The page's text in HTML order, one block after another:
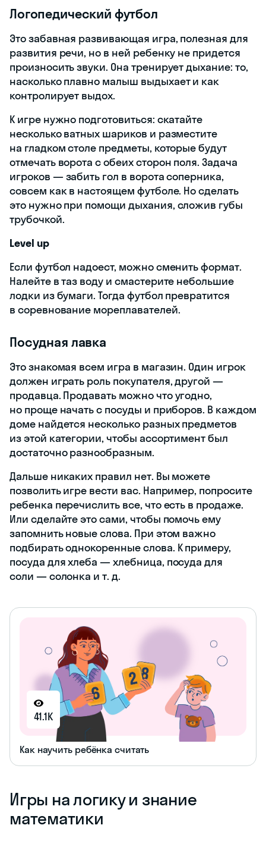
Логопедический футбол
Это забавная развивающая игра, полезная для
развития речи, но в ней ребенку не придется
произносить звуки. Она тренирует дыхание: то,
насколько плавно малыш выдыхает и как
контролирует выдох.
К игре нужно подготовиться: скатайте
несколько ватных шариков и разместите
на гладком столе предметы, которые будут
отмечать ворота с обеих сторон поля. Задача
игроков — забить гол в ворота соперника,
совсем как в настоящем футболе. Но сделать
это нужно при помощи дыхания, сложив губы
трубочкой.
Level up
Если футбол надоест, можно сменить формат.
Налейте в таз воду и смастерите небольшие
лодки из бумаги. Тогда футбол превратится
в соревнование мореплавателей.
Посудная лавка
Это знакомая всем игра в магазин. Один игрок
должен играть роль покупателя, другой —
продавца. Продавать можно что угодно,
но проще начать с посуды и приборов. В каждом
доме найдется несколько разных предметов
из этой категории, чтобы ассортимент был
достаточно разнообразным.
Дальше никаких правил нет. Вы можете
позволить игре вести вас. Например, попросите
ребенка перечислить все, что есть в продаже.
Или сделайте это сами, чтобы помочь ему
запомнить новые слова. При этом важно
подбирать однокоренные слова. К примеру,
посуда для хлеба — хлебница, посуда для
соли — солонка и т. д.
41.1K
Как научить ребёнка считать
Игры на логику и знание
математики